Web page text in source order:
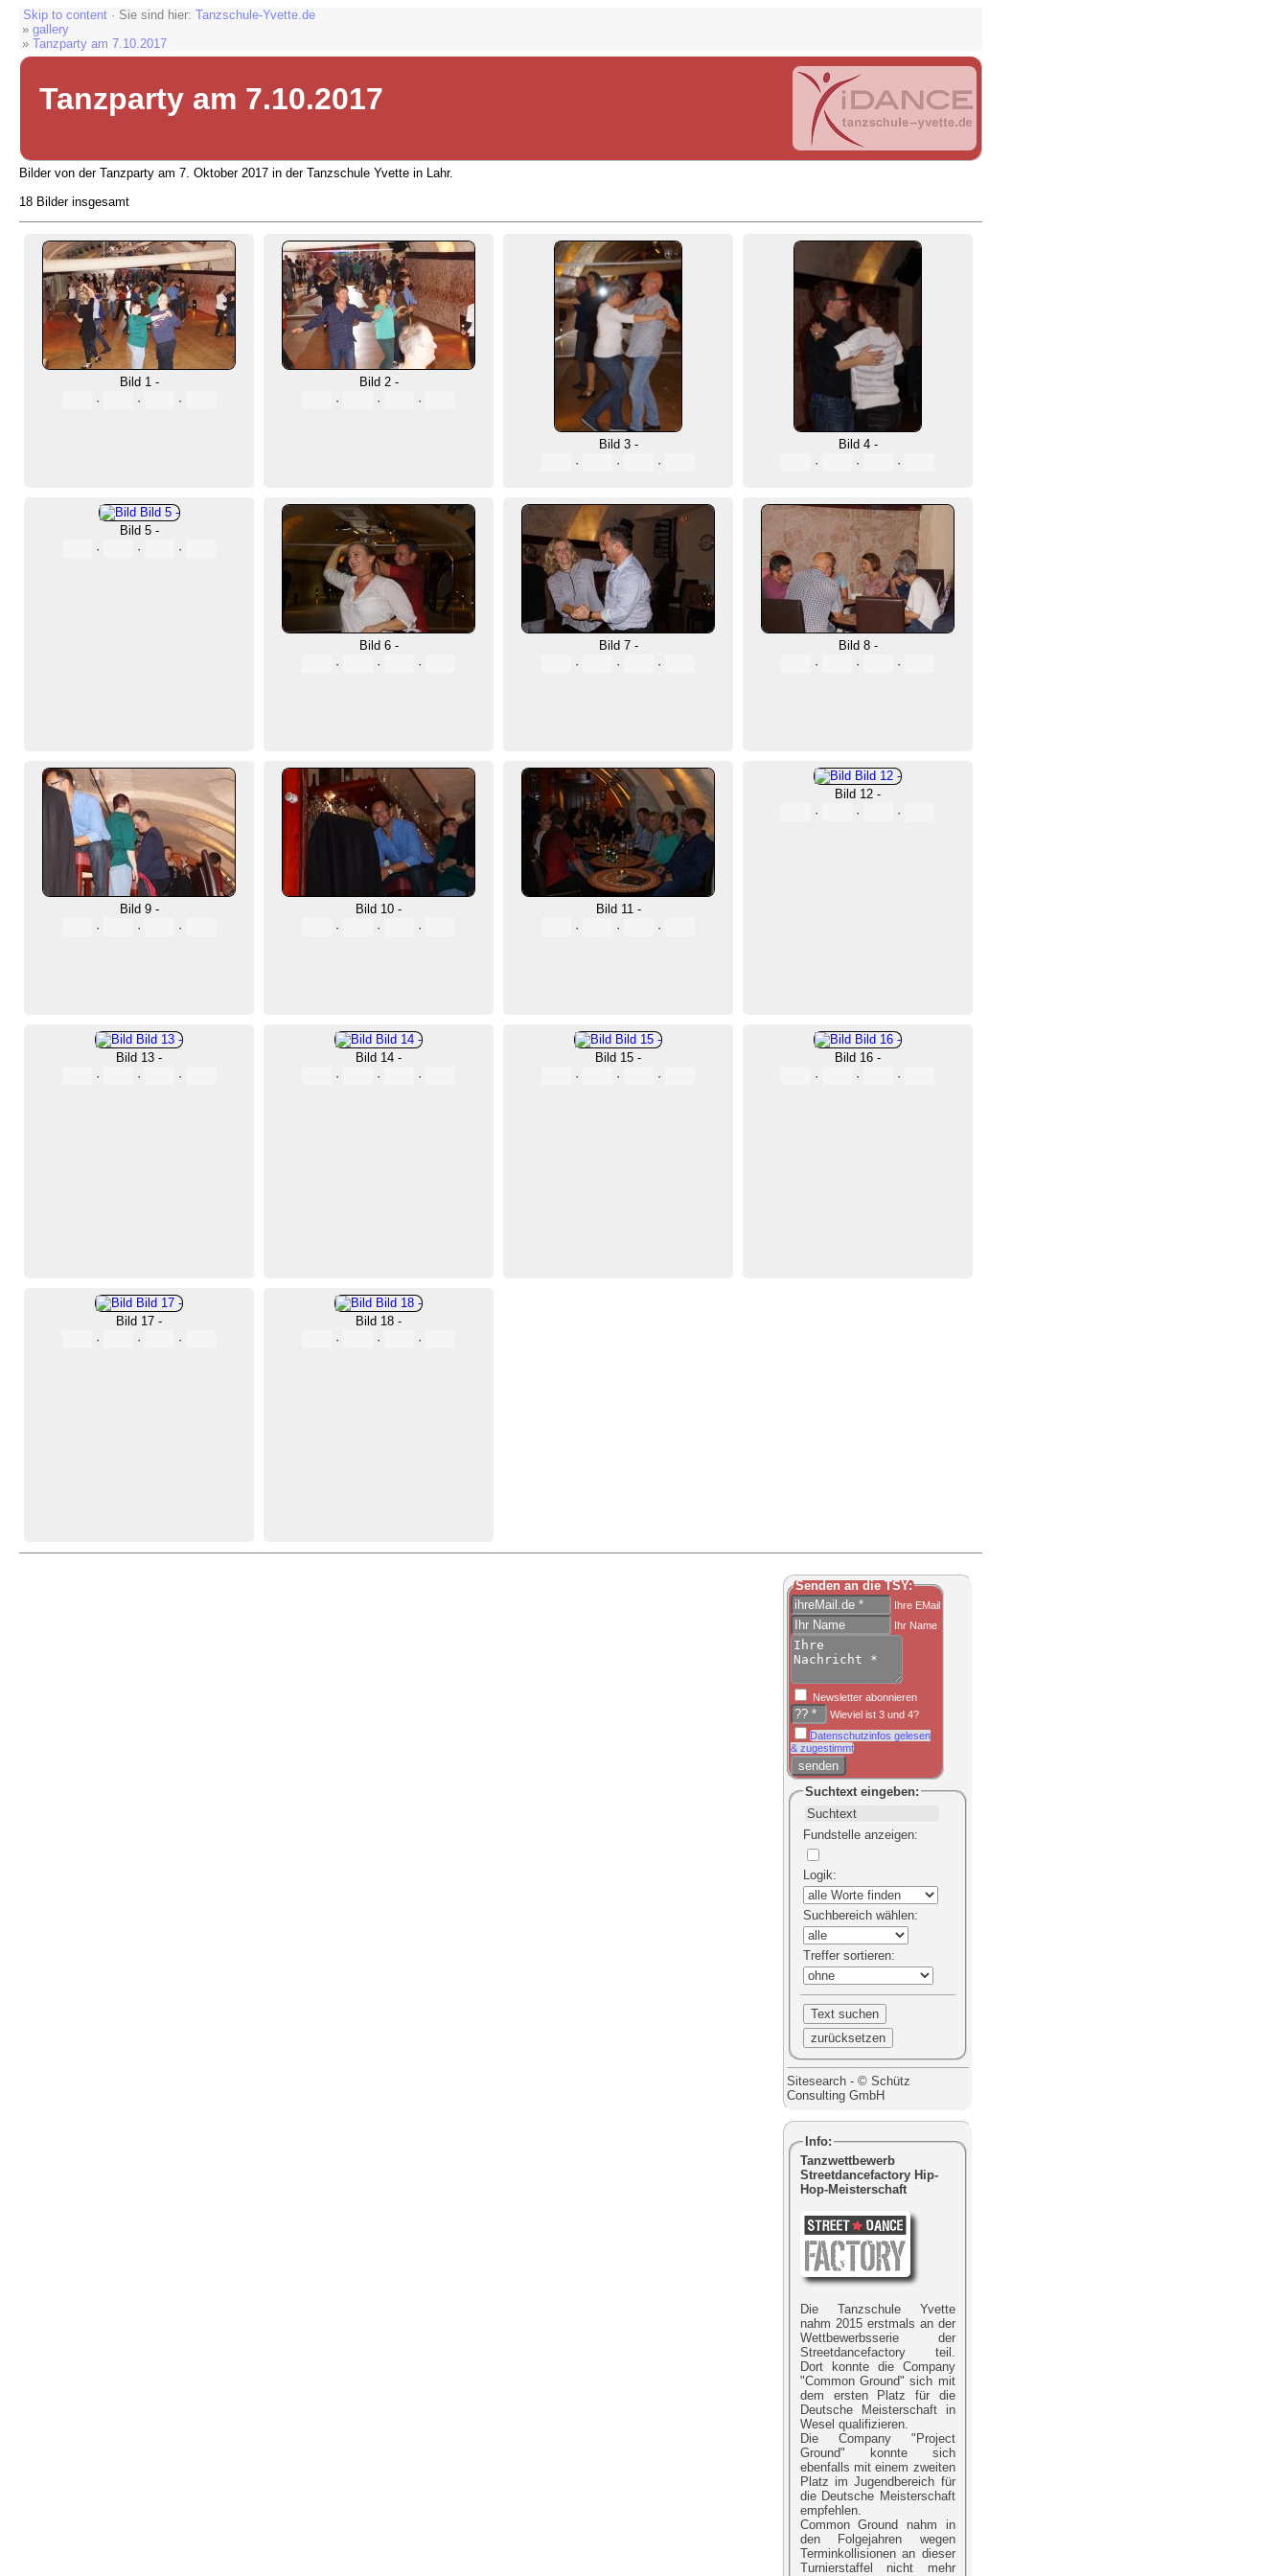
Skip to content · Sie sind hier: Tanzschule-Yvette.de
» gallery
» Tanzparty am 7.10.2017
Tanzparty am 7.10.2017
Bilder von der Tanzparty am 7. Oktober 2017 in der Tanzschule Yvette in Lahr.
18 Bilder insgesamt
Bild 1 -
·
· ·
Bild 2 -
·
· ·
Bild 3 -
·
· ·
Bild 4 -
·
· ·
Bild 5 -
·
· ·
Bild 6 -
·
· ·
Bild 7 -
·
· ·
Bild 8 -
·
· ·
Bild 9 -
·
· ·
Bild 10 -
·
· ·
Bild 11 -
·
· ·
Bild 12 -
·
· ·
Bild 13 -
·
· ·
Bild 14 -
·
· ·
Bild 15 -
·
· ·
Bild 16 -
·
· ·
Bild 17 -
·
· ·
Bild 18 -
·
· ·
Senden an die TSY:
Ihre EMail
Ihr Name
Newsletter abonnieren
Wieviel ist 3 und 4?
Datenschutzinfos gelesen
& zugestimmt
Suchtexteingeben:
Fundstelle anzeigen:
Logik:
Suchbereichwählen:
Treffer sortieren:
Sitesearch - © Schütz
Consulting GmbH
Info:
Tanzwettbewerb
Streetdancefactory Hip-
Hop-Meisterschaft
Die Tanzschule Yvette
nahm 2015 erstmals an der
Wettbewerbsserie der
Streetdancefactory teil.
Dort konnte die Company
"Common Ground" sich mit
dem ersten Platz für die
Deutsche Meisterschaft in
Wesel qualifizieren.
Die Company "Project
Ground" konnte sich
ebenfalls mit einem zweiten
Platz im Jugendbereich für
die Deutsche Meisterschaft
empfehlen.
Common Ground nahm in
den Folgejahren wegen
Terminkollisionen an dieser
Turnierstaffel nicht mehr